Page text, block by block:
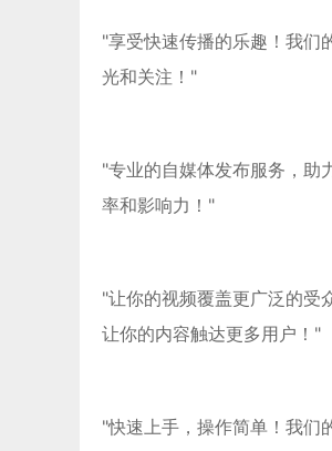
"享受快速传播的乐趣！我们
光和关注！"
"专业的自媒体发布服务，助
率和影响力！"
"让你的视频覆盖更广泛的受
让你的内容触达更多用户！"
"快速上手，操作简单！我们